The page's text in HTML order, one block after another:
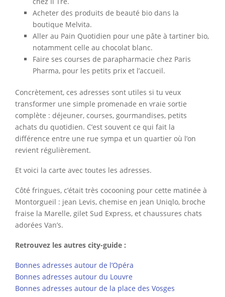
Acheter des produits de beauté bio dans la
boutique Melvita.
Aller au Pain Quotidien pour une pâte à tartiner bio,
notamment celle au chocolat blanc.
Faire ses courses de parapharmacie chez Paris
Pharma, pour les petits prix et l’accueil.
Concrètement, ces adresses sont utiles si tu veux
transformer une simple promenade en vraie sortie
complète : déjeuner, courses, gourmandises, petits
achats du quotidien. C’est souvent ce qui fait la
différence entre une rue sympa et un quartier où l’on
revient régulièrement.
Et voici la carte avec toutes les adresses.
Côté fringues, c’était très cocooning pour cette matinée à
Montorgueil : jean Levis, chemise en jean Uniqlo, broche
fraise la Marelle, gilet Sud Express, et chaussures chats
adorées Van’s.
Retrouvez les autres city-guide :
Bonnes adresses autour de l’Opéra
Bonnes adresses autour du Louvre
Bonnes adresses autour de la place des Vosges